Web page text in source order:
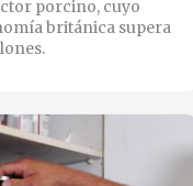
porcino, cuyo
británica supera